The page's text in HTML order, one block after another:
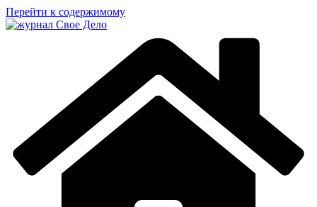
Перейти к содержимому